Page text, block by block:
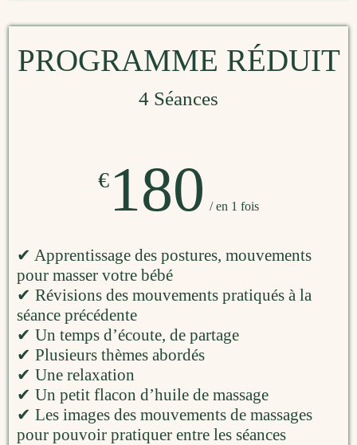
PROGRAMME RÉDUIT
4 Séances
✔ Apprentissage des postures, mouvements
pour masser votre bébé
✔ Révisions des mouvements pratiqués à la
séance précédente
✔ Un temps d’écoute, de partage
✔ Plusieurs thèmes abordés
✔ Une relaxation
✔ Un petit flacon d’huile de massage
✔ Les images des mouvements de massages
pour pouvoir pratiquer entre les séances
€180 / en 1 fois